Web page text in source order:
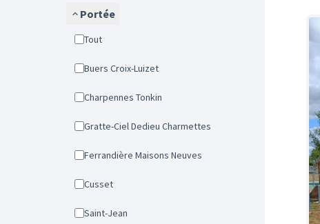
Portée
Tout
Buers Croix-Luizet
Charpennes Tonkin
Gratte-Ciel Dedieu Charmettes
Ferrandière Maisons Neuves
Cusset
Saint-Jean